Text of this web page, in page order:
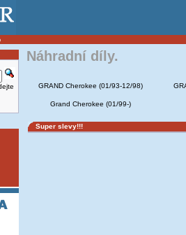
Náhradní díly.
GRAND Cherokee (01/93-12/98)
Grand Cherokee (01/99-)
Super slevy!!!